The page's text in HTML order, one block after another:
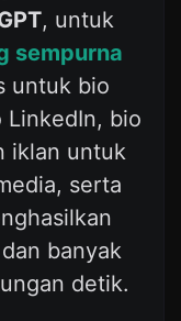
, untuk
sempurna
untuk bio
LinkedIn, bio
iklan untuk
serta
banyak
detik.